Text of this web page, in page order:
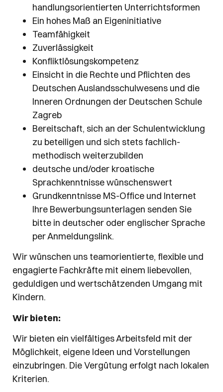
handlungsorientierten Unterrichtsformen
Ein hohes Maß an Eigeninitiative
Teamfähigkeit
Zuverlässigkeit
Konfliktlösungskompetenz
Einsicht in die Rechte und Pflichten des
Deutschen Auslandsschulwesens und die
Inneren Ordnungen der Deutschen Schule
Zagreb
Bereitschaft, sich an der Schulentwicklung
zu beteiligen und sich stets fachlich-
methodisch weiterzubilden
deutsche und/oder kroatische
Sprachkenntnisse wünschenswert
Grundkenntnisse MS-Office und Internet
Ihre Bewerbungsunterlagen senden Sie
bitte in deutscher oder englischer Sprache
per Anmeldungslink.
Wir wünschen uns teamorientierte, flexible und
engagierte Fachkräfte mit einem liebevollen,
geduldigen und wertschätzenden Umgang mit
Kindern.
Wir bieten:
Wir bieten ein vielfältiges Arbeitsfeld mit der
Möglichkeit, eigene Ideen und Vorstellungen
einzubringen. Die Vergütung erfolgt nach lokalen
Kriterien.